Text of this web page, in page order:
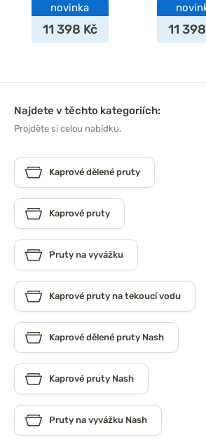
novinka
11 398 Kč 11
Najdete v těchto kategoriích:
Projděte si celou nabídku.
Kaprové dělené pruty
Kaprové pruty
Pruty na vyvážku
Kaprové pruty na tekoucí vodu
Kaprové dělené pruty Nash
Kaprové pruty Nash
Pruty na vyvážku Nash